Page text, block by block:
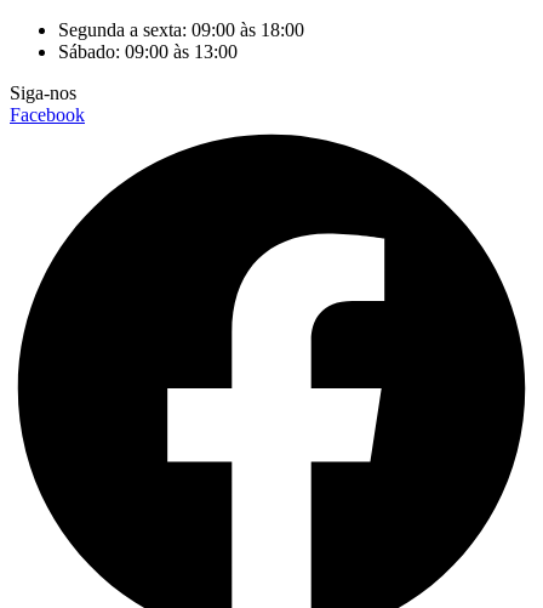
Segunda a sexta: 09:00 às 18:00
Sábado: 09:00 às 13:00
Siga-nos
Facebook